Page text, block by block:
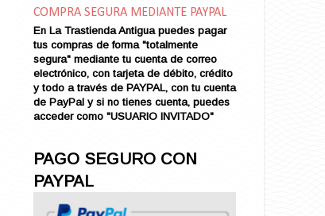
Ana Karenina
Ana de Brooklyn
Ana y El Rey de Siam
Anatomía de un Asesinato
Andrés Harvey Millonario (VENDIDO)
Andrés Harvey Tenorio
Ansia de Amor (VENDIDO)
Aníbal
COMPRA SEGURA MEDIANTE PAYPAL
En La Trastienda Antigua puedes pagar
tus compras de forma "totalmente
segura" mediante tu cuenta de correo
electrónico, con tarjeta de débito, crédito
y todo a través de PAYPAL, con tu cuenta
de PayPal y si no tienes cuenta, puedes
acceder como "USUARIO INVITADO"
PAGO SEGURO CON
PAYPAL